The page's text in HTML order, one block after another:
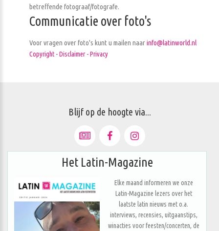
betreffende fotograaf/fotografe.
Communicatie over foto's
Voor vragen over foto's kunt u mailen naarinfo@latinworld.nl
Copyright - Disclaimer - Privacy
Blijf op de hoogte via...
Het Latin-Magazine
Elke maand informeren we onze
Latin-Magazine lezers over het
laatste latin nieuws met o.a.
interviews, recensies, uitgaanstips,
winacties voor feesten/concerten, de